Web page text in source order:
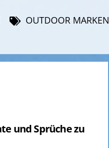
OUTDOOR MARKEN
und Sprüche zu